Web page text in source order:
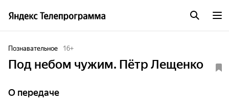
Познавательное 16+
Под небом чужим. Пётр Лещенко
О передаче